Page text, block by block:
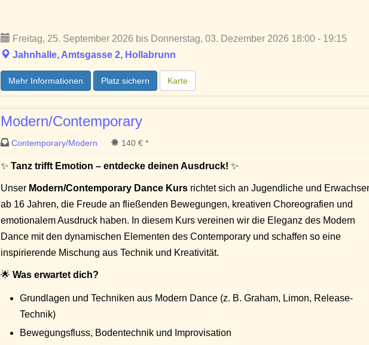
Freitag, 25. September 2026 bis Donnerstag, 03. Dezember 2026 18:00 - 19:15
Jahnhalle, Amtsgasse 2, Hollabrunn
Mehr Informationen Platz sichern Karte
Modern/Contemporary
Contemporary/Modern 140 € *
✨ Tanz trifft Emotion – entdecke deinen Ausdruck! ✨
Unser Modern/Contemporary Dance Kursrichtet sich an Jugendliche und
ab 16 Jahren, die Freude an fließenden Bewegungen, kreativen Choreografien und
emotionalem Ausdruck haben. In diesem Kurs vereinen wir die Eleganz des Modern
Dance mit den dynamischen Elementen des Contemporary und schaffen so eine
inspirierende Mischung aus Technik und Kreativität.
🌟 Was erwartet dich?
Grundlagen und Techniken aus Modern Dance (z. B. Graham, Limon, Release-
Technik)
Bewegungsfluss, Bodentechnik und Improvisation